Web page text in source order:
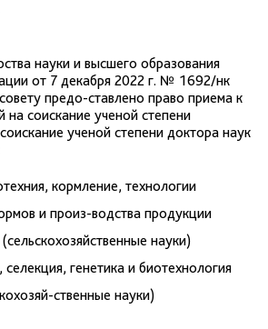
науки и высшего образования
от 7 декабря 2022 г. № 1692/нк
предо-ставлено право приема к
на соискание ученой степени
ученой степени доктора наук
кормление, технологии
и произ-водства продукции
науки)
селекция, генетика и биотехнология
ственные науки)